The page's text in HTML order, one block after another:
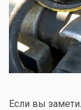
Если вы